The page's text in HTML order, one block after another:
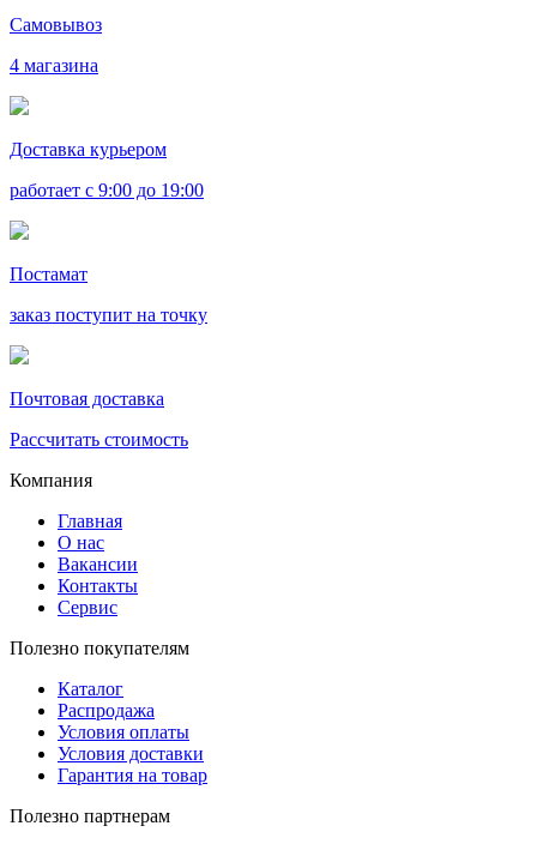
Самовывоз
4 магазина
Доставка курьером
работает с 9:00 до 19:00
Постамат
заказ поступит на точку
Почтовая доставка
Рассчитать стоимость
Компания
Главная
О нас
Вакансии
Контакты
Сервис
Полезно покупателям
Каталог
Распродажа
Условия оплаты
Условия доставки
Гарантия на товар
Полезно партнерам